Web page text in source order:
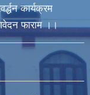
कार्यक्रम
फाराम ।।